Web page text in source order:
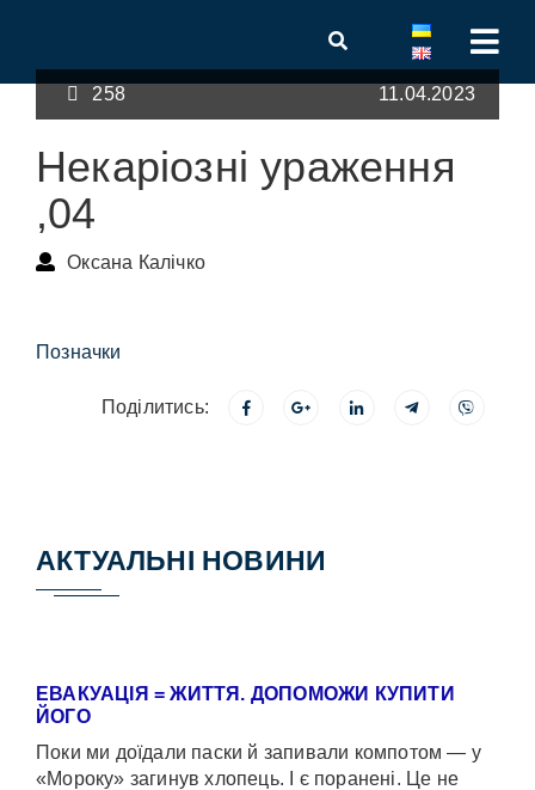
258 11.04.2023
Некаріозні ураження
,04
Оксана Калічко
Позначки
Поділитись:
АКТУАЛЬНІ НОВИНИ
ЕВАКУАЦІЯ = ЖИТТЯ. ДОПОМОЖИ КУПИТИ
ЙОГО
Поки ми доїдали паски й запивали компотом — у
«Мороку» загинув хлопець. І є поранені. Це не